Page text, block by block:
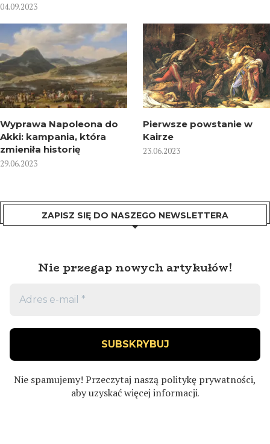
04.09.2023
Wyprawa Napoleona do
Akki: kampania, która
zmieniła historię
29.06.2023
Pierwsze powstanie w
Kairze
23.06.2023
ZAPISZ SIĘ DO NASZEGO NEWSLETTERA
Nie przegap nowych artykułów!
Nie spamujemy! Przeczytaj naszą politykę prywatności,
aby uzyskać więcej informacji.